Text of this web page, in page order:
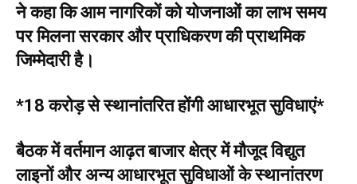
ने कहा कि आम नागरिकों को योजनाओं का लाभ समय
पर मिलना सरकार और प्राधिकरण की प्राथमिक
जिम्मेदारी है।
*18 करोड़ से स्थानांतरित होंगी आधारभूत सुविधाएं*
बैठक में वर्तमान आढ़त बाजार क्षेत्र में मौजूद विद्युत
लाइनों और अन्य आधारभूत सुविधाओं के स्थानांतरण